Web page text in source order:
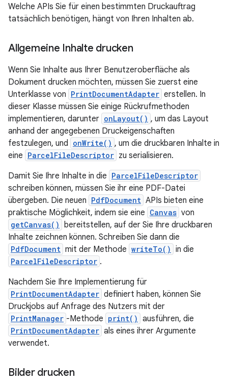
Welche APIs Sie für einen bestimmten Druckauftrag
tatsächlich benötigen, hängt von Ihren Inhalten ab.
Allgemeine Inhalte drucken
Wenn Sie Inhalte aus Ihrer Benutzeroberfläche als
Dokument drucken möchten, müssen Sie zuerst eine
Unterklasse von PrintDocumentAdapter erstellen. In
dieser Klasse müssen Sie einige Rückrufmethoden
implementieren, darunter onLayout() , um das Layout
anhand der angegebenen Druckeigenschaften
festzulegen, und onWrite() , um die druckbaren Inhalte in
eine ParcelFileDescriptor zu serialisieren.
Damit Sie Ihre Inhalte in die ParcelFileDescriptor
schreiben können, müssen Sie ihr eine PDF-Datei
übergeben. Die neuen PdfDocument APIs bieten eine
praktische Möglichkeit, indem sie eine Canvas von
getCanvas() bereitstellen, auf der Sie Ihre druckbaren
Inhalte zeichnen können. Schreiben Sie dann die
PdfDocument mit der Methode writeTo() in die
ParcelFileDescriptor .
Nachdem Sie Ihre Implementierung für
PrintDocumentAdapter definiert haben, können Sie
Druckjobs auf Anfrage des Nutzers mit der
PrintManager -Methode print() ausführen, die
PrintDocumentAdapter als eines ihrer Argumente
verwendet.
Bilder drucken